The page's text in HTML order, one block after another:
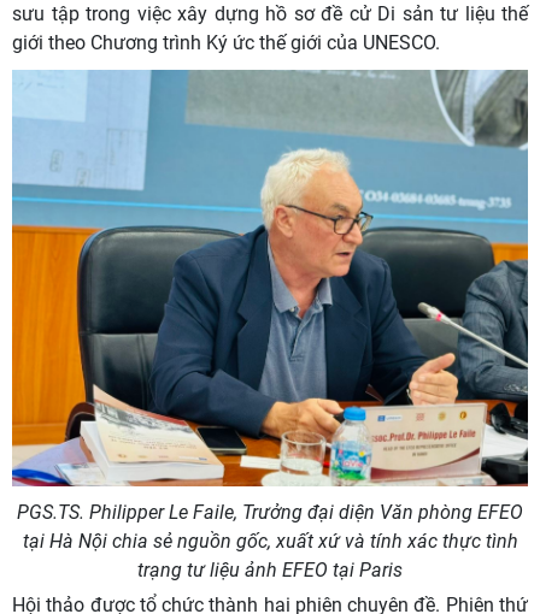
sưu tập trong việc xây dựng hồ sơ đề cử Di sản tư liệu thế
giới theo Chương trình Ký ức thế giới của UNESCO.
PGS.TS. Philipper Le Faile, Trưởng đại diện Văn phòng EFEO
tại Hà Nội chia sẻ nguồn gốc, xuất xứ và tính xác thực tình
trạng tư liệu ảnh EFEO tại Paris
Hội thảo được tổ chức thành hai phiên chuyên đề. Phiên thứ